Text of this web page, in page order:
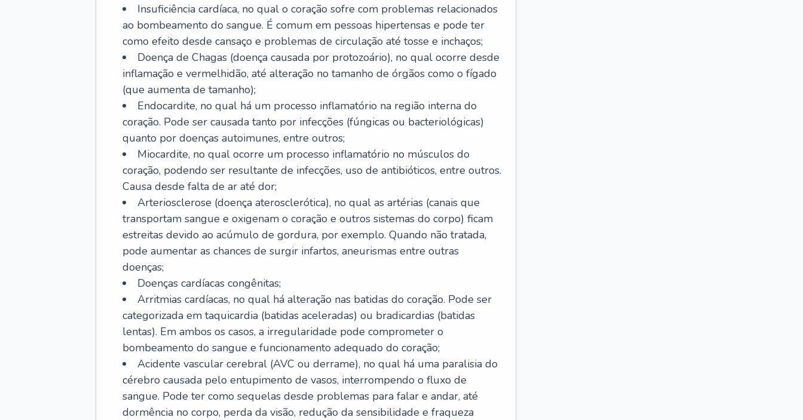
Insuficiência cardíaca, no qual o coração sofre com problemas relacionados
ao bombeamento do sangue. É comum em pessoas hipertensas e pode ter
como efeito desde cansaço e problemas de circulação até tosse e inchaços;
Doença de Chagas (doença causada por protozoário), no qual ocorre desde
inflamação e vermelhidão, até alteração no tamanho de órgãos como o fígado
(que aumenta de tamanho);
Endocardite, no qual há um processo inflamatório na região interna do
coração. Pode ser causada tanto por infecções (fúngicas ou bacteriológicas)
quanto por doenças autoimunes, entre outros;
Miocardite, no qual ocorre um processo inflamatório no músculos do
coração, podendo ser resultante de infecções, uso de antibióticos, entre outros.
Causa desde falta de ar até dor;
Arteriosclerose (doença aterosclerótica), no qual as artérias (canais que
transportam sangue e oxigenam o coração e outros sistemas do corpo) ficam
estreitas devido ao acúmulo de gordura, por exemplo. Quando não tratada,
pode aumentar as chances de surgir infartos, aneurismas entre outras
doenças;
Doenças cardíacas congênitas;
Arritmias cardíacas, no qual há alteração nas batidas do coração. Pode ser
categorizada em taquicardia (batidas aceleradas) ou bradicardias (batidas
lentas). Em ambos os casos, a irregularidade pode comprometer o
bombeamento do sangue e funcionamento adequado do coração;
Acidente vascular cerebral (AVC ou derrame), no qual há uma paralisia do
cérebro causada pelo entupimento de vasos, interrompendo o fluxo de
sangue. Pode ter como sequelas desde problemas para falar e andar, até
dormência no corpo, perda da visão, redução da sensibilidade e fraqueza